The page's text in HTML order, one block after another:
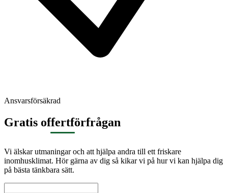
Ansvarsförsäkrad
Gratis offertförfrågan
Vi älskar utmaningar och att hjälpa andra till ett friskare
inomhusklimat. Hör gärna av dig så kikar vi på hur vi kan hjälpa dig
på bästa tänkbara sätt.